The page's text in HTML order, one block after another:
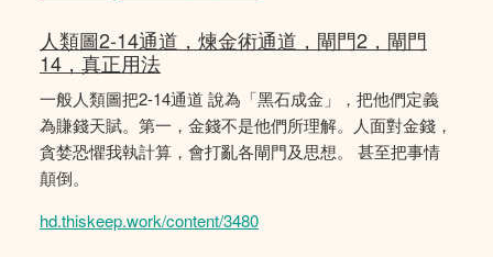
人類圖2-14通道，煉金術通道，閘門2，閘門
14，真正用法
一般人類圖把2-14通道 說為「黑石成金」，把他們定義
為賺錢天賦。第一，金錢不是他們所理解。人面對金錢，
貪婪恐懼我執計算，會打亂各閘門及思想。 甚至把事情
顛倒。
hd.thiskeep.work/content/3480